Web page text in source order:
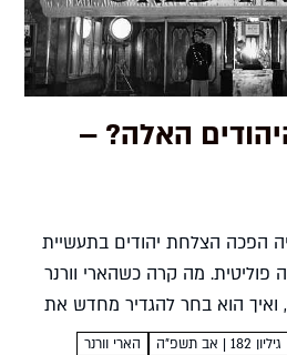
האלה? –
הפכה הצלחת יהודים בתעשיית
פוליטית. מה קרה כשהארי וורנר
ואיך הוא בחר להגדיר מחדש את
הארי וורנר לא...
גיליון 182 | אב תשפ”ה
הארי וורנר